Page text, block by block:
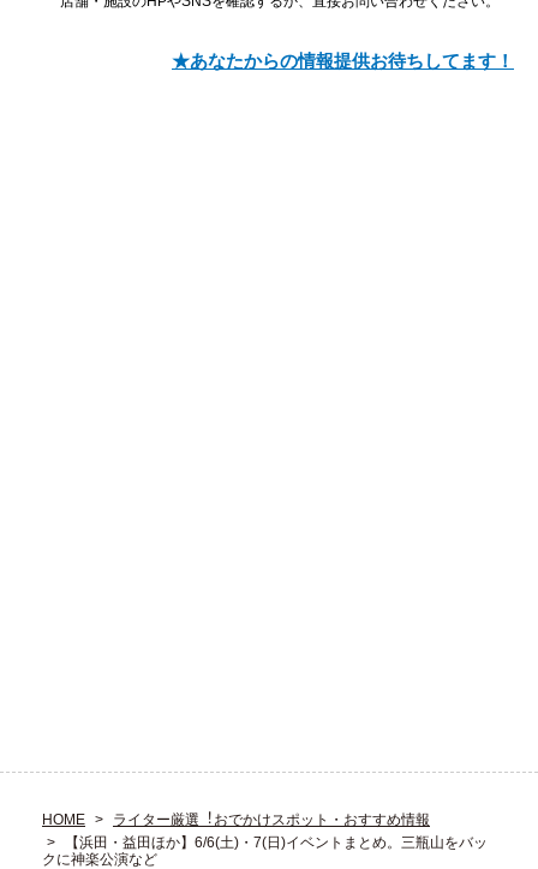
★あなたからの情報提供お待ちしてます！
HOME
ライター厳選︕おでかけスポット・おすすめ情報
【浜田・益田ほか】6/6(土)・7(日)イベントまとめ。三瓶山をバッ
クに神楽公演など